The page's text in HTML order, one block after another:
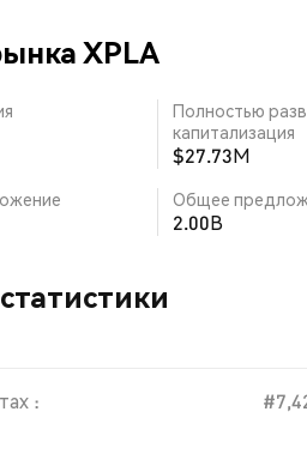
XPLA
Полностью
капитализация
$27.73M
Общее
2.00B
: